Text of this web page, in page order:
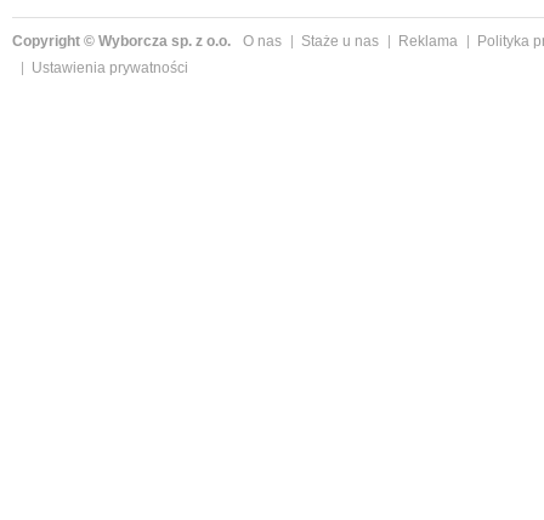
Copyright © Wyborcza sp. z o.o. O nas Staże u nas Reklama
Polityka
Ustawienia prywatności